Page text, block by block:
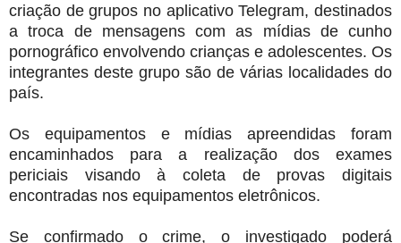
criação de grupos no aplicativo Telegram, destinados
a troca de mensagens com as mídias de cunho
pornográfico envolvendo crianças e adolescentes. Os
integrantes deste grupo são de várias localidades do
país.
Os equipamentos e mídias apreendidas foram
encaminhados para a realização dos exames
periciais visando à coleta de provas digitais
encontradas nos equipamentos eletrônicos.
Se confirmado o crime, o investigado poderá